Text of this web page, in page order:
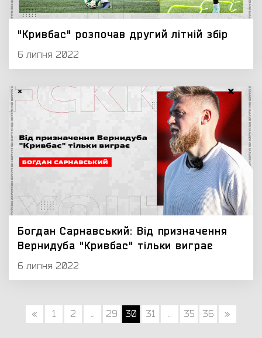
"Кривбас" розпочав другий літній збір
6 липня 2022
Богдан Сарнавський: Від призначення
Вернидуба "Кривбас" тільки виграє
6 липня 2022
« 1 2 ... 29 30 31 ... 35 36 »